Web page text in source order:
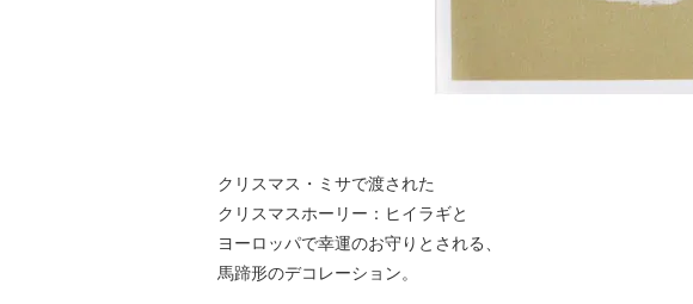
クリスマス・ミサで渡された
クリスマスホーリー：ヒイラギと
ヨーロッパで幸運のお守りとされる、
馬蹄形のデコレーション。